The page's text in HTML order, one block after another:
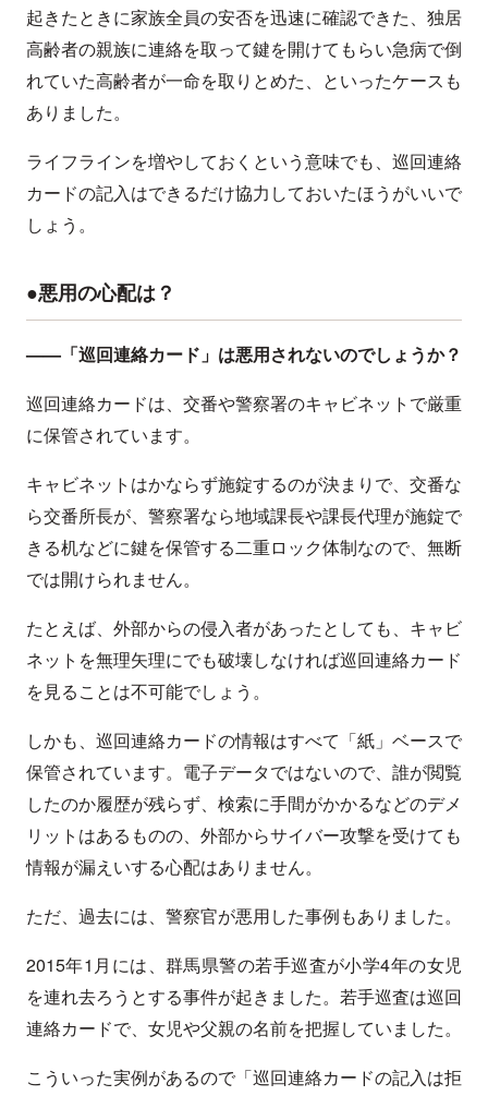
起きたときに家族全員の安否を迅速に確認できた、独居
高齢者の親族に連絡を取って鍵を開けてもらい急病で倒
れていた高齢者が一命を取りとめた、といったケースも
ありました。
ライフラインを増やしておくという意味でも、巡回連絡
カードの記入はできるだけ協力しておいたほうがいいで
しょう。
●悪用の心配は？
——「巡回連絡カード」は悪用されないのでしょうか？
巡回連絡カードは、交番や警察署のキャビネットで厳重
に保管されています。
キャビネットはかならず施錠するのが決まりで、交番な
ら交番所長が、警察署なら地域課長や課長代理が施錠で
きる机などに鍵を保管する二重ロック体制なので、無断
では開けられません。
たとえば、外部からの侵入者があったとしても、キャビ
ネットを無理矢理にでも破壊しなければ巡回連絡カード
を見ることは不可能でしょう。
しかも、巡回連絡カードの情報はすべて「紙」ベースで
保管されています。電子データではないので、誰が閲覧
したのか履歴が残らず、検索に手間がかかるなどのデメ
リットはあるものの、外部からサイバー攻撃を受けても
情報が漏えいする心配はありません。
ただ、過去には、警察官が悪用した事例もありました。
2015年1月には、群馬県警の若手巡査が小学4年の女児
を連れ去ろうとする事件が起きました。若手巡査は巡回
連絡カードで、女児や父親の名前を把握していました。
こういった実例があるので「巡回連絡カードの記入は拒